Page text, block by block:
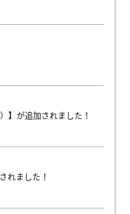
】が追加されました！
れました！